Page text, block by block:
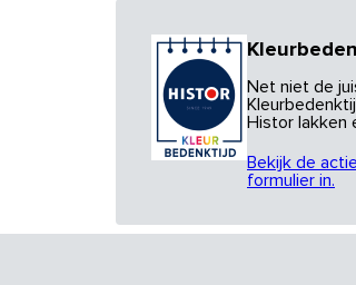
Net niet de
Histor lakken
Bekijk de
formulier in.